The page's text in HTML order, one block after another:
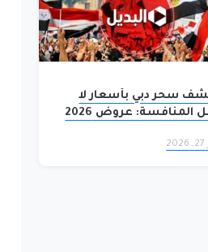
سحر دبي بأسعار لا
تقبل المنافسة: عروض 2026
– دليل شامل